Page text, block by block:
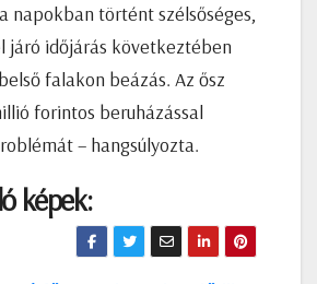
napokban történt szélsőséges,
járó időjárás következtében
falakon beázás. Az ősz
forintos beruházással
– hangsúlyozta.
képek: